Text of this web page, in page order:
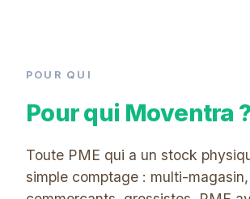
POUR QUI
Pour qui Moventra ?
Toute PME qui a un stock
simple comptage : multi-